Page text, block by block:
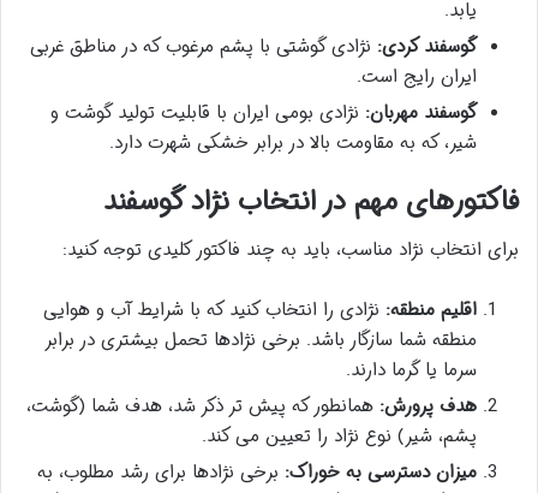
یابد.
گوسفند کردی: نژادی گوشتی با پشم مرغوب که در مناطق غربی
ایران رایج است.
گوسفند مهربان: نژادی بومی ایران با قابلیت تولید گوشت و
شیر، که به مقاومت بالا در برابر خشکی شهرت دارد.
فاکتورهای مهم در انتخاب نژاد گوسفند
برای انتخاب نژاد مناسب، باید به چند فاکتور کلیدی توجه کنید:
اقلیم منطقه: نژادی را انتخاب کنید که با شرایط آب و هوایی
منطقه شما سازگار باشد. برخی نژادها تحمل بیشتری در برابر
سرما یا گرما دارند.
هدف پرورش: همانطور که پیش تر ذکر شد، هدف شما (گوشت،
پشم، شیر) نوع نژاد را تعیین می کند.
میزان دسترسی به خوراک: برخی نژادها برای رشد مطلوب، به